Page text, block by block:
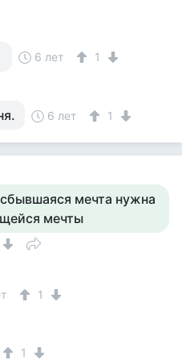
6 лет 1
6 лет 1
мечта нужна
мечты
1
1